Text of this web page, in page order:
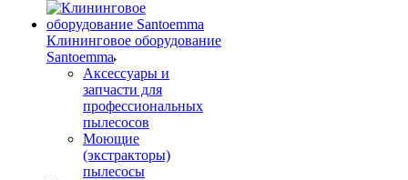
Клининговое оборудование
Santoemma
Аксессуары и
запчасти для
профессиональных
пылесосов
Моющие
(экстракторы)
пылесосы